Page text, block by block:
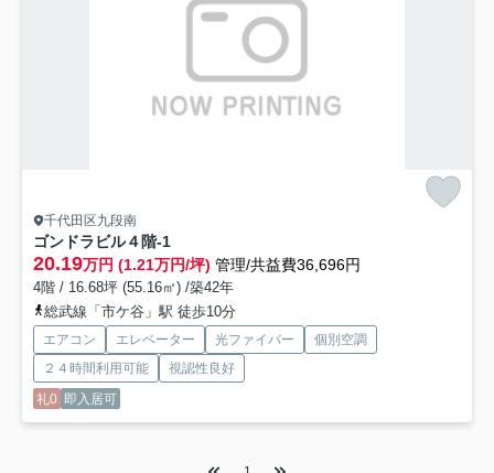
千代田区九段南
ゴンドラビル４階-1
20.19万円 (1.21万円/坪) 管理/共益費36,696円
4階 / 16.68坪 (55.16㎡) /築42年
総武線「市ケ谷」駅 徒歩10分
エアコン エレベーター 光ファイバー
個別空調
２４時間利用可能
視認性良好
礼0 即入居可